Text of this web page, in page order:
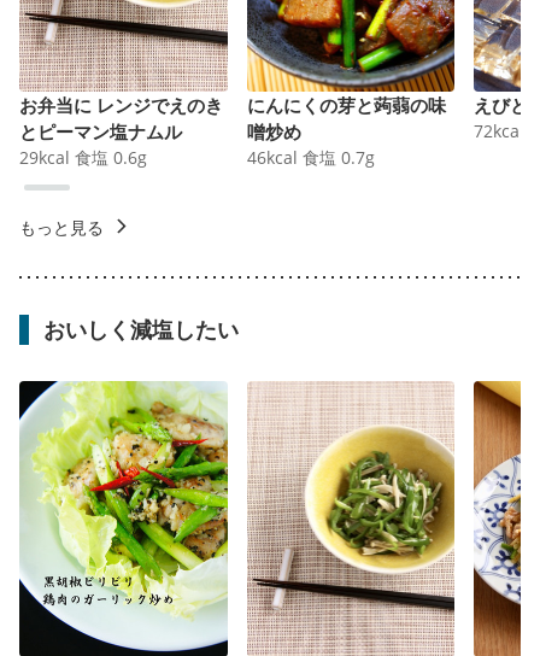
お弁当に レンジでえのき
とピーマン塩ナムル
29kcal 食塩 0.6g
にんにくの芽と蒟蒻の味
噌炒め
46kcal 食塩 0.7g
えびと
72kcal
もっと見る
おいしく減塩したい